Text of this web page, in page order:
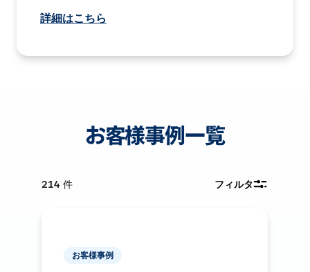
詳細はこちら
お客様事例一覧
214 件 フィルタ
お客様事例